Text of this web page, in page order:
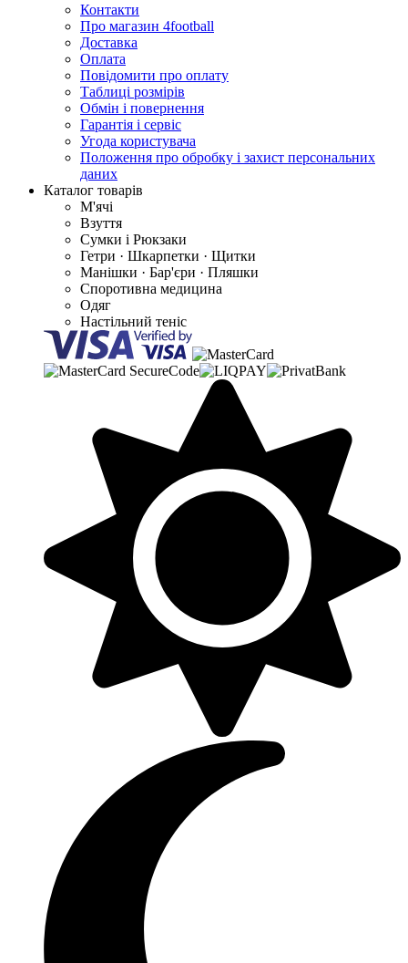
Контакти
Про магазин 4football
Доставка
Оплата
Повідомити про оплату
Таблиці розмірів
Обмін і повернення
Гарантія і сервіс
Угода користувача
Положення про обробку і захист персональних
даних
Каталог товарів
М'ячі
Взуття
Сумки і Рюкзаки
Гетри · Шкарпетки · Щитки
Манішки · Бар'єри · Пляшки
Споротивна медицина
Одяг
Настільний теніс